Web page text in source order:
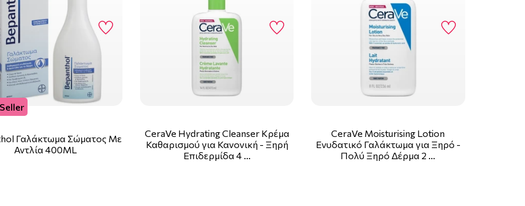
Γαλάκτωμα Σώματος Με
Αντλία 400ML
CeraVe Hydrating Cleanser Κρέμα
Καθαρισμού για Κανονική - Ξηρή
Επιδερμίδα 4 …
CeraVe Moisturising Lotion
Ενυδατικό Γαλάκτωμα για Ξηρό -
Πολύ Ξηρό Δέρμα 2 …